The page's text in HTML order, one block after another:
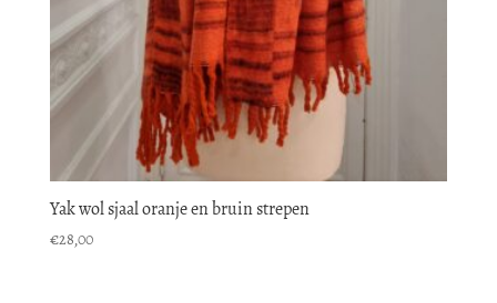
Yak wol sjaal oranje en bruin strepen
€28,00